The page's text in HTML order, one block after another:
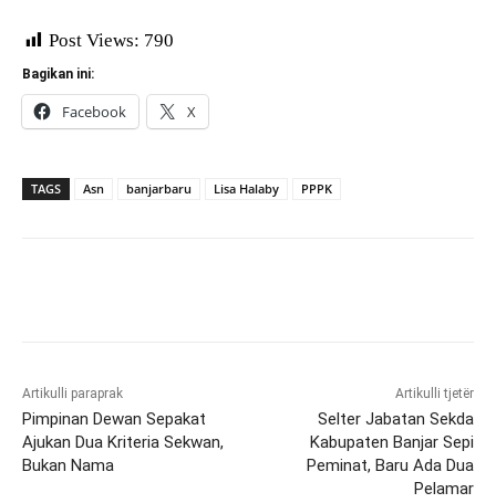
Post Views: 790
Bagikan ini:
Facebook X
TAGS Asn banjarbaru Lisa Halaby PPPK
Artikulli paraprak
Pimpinan Dewan Sepakat
Ajukan Dua Kriteria Sekwan,
Bukan Nama
Artikulli tjetër
Selter Jabatan Sekda
Kabupaten Banjar Sepi
Peminat, Baru Ada Dua
Pelamar